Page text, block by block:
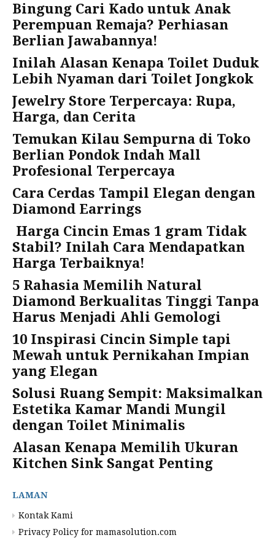
Bingung Cari Kado untuk Anak
Perempuan Remaja? Perhiasan
Berlian Jawabannya!
Inilah Alasan Kenapa Toilet Duduk
Lebih Nyaman dari Toilet Jongkok
Jewelry Store Terpercaya: Rupa,
Harga, dan Cerita
Temukan Kilau Sempurna di Toko
Berlian Pondok Indah Mall
Profesional Terpercaya
Cara Cerdas Tampil Elegan dengan
Diamond Earrings
Harga Cincin Emas 1 gram Tidak
Stabil? Inilah Cara Mendapatkan
Harga Terbaiknya!
5 Rahasia Memilih Natural
Diamond Berkualitas Tinggi Tanpa
Harus Menjadi Ahli Gemologi
10 Inspirasi Cincin Simple tapi
Mewah untuk Pernikahan Impian
yang Elegan
Solusi Ruang Sempit: Maksimalkan
Estetika Kamar Mandi Mungil
dengan Toilet Minimalis
Alasan Kenapa Memilih Ukuran
Kitchen Sink Sangat Penting
LAMAN
Kontak Kami
Privacy Policy for mamasolution.com